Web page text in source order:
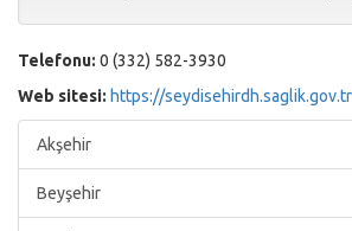
Telefonu: 0 (332) 582-3930
Web sitesi: https://seydisehirdh.saglik.gov.tr
Akşehir
Beyşehir